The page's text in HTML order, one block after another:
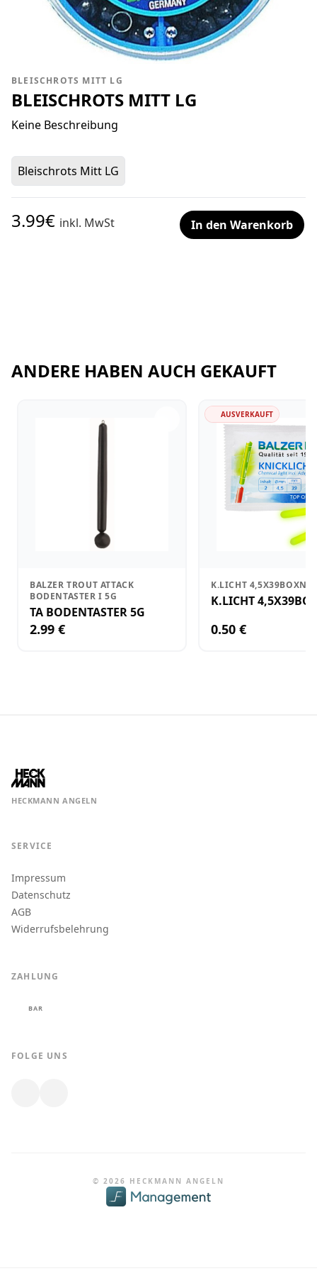
BLEISCHROTS MITT LG
BLEISCHROTS MITT LG
Keine Beschreibung
Bleischrots Mitt LG
3.99€ inkl. MwSt In den Warenkorb
ANDERE HABEN AUCH GEKAUFT
BALZER TROUT ATTACK
BODENTASTER I 5G
TA BODENTASTER 5G
2.99 €
AUSVERKAUFT
K.LICHT
K.LICHT
0.50 €
HECKMANN ANGELN
SERVICE
Impressum
Datenschutz
AGB
Widerrufsbelehrung
ZAHLUNG
BAR
FOLGE UNS
© 2026 HECKMANN ANGELN